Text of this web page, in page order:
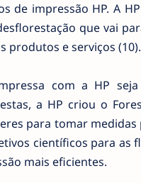
de impressão HP. A
que vai
produtos e serviços (10).
com a HP
a HP criou o
para tomar medidas
científicos para as
mais eficientes.